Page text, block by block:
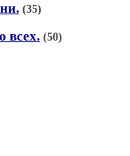
(35)
всех. (50)